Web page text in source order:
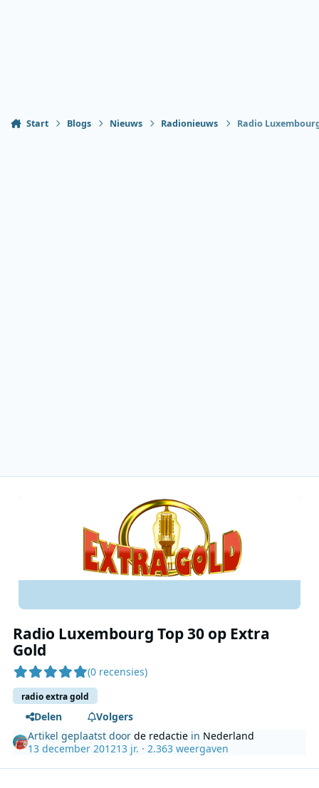
Start Blogs Nieuws Radionieuws Radio
Radio Luxembourg Top 30 op Extra
Gold
(0 recensies)
radio extra gold
Delen
Volgers
Artikel geplaatst doorde redactie in Nederland
13 december 201213 jr. · 2.363 weergaven